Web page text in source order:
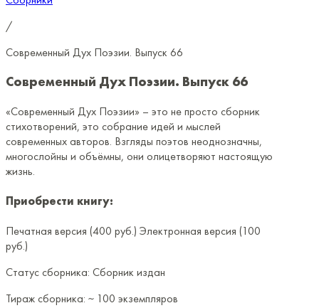
/
Современный Дух Поэзии. Выпуск 66
Современный Дух Поэзии. Выпуск 66
«Современный Дух Поэзии» – это не просто сборник
стихотворений, это собрание идей и мыслей
современных авторов. Взгляды поэтов неоднозначны,
многослойны и объёмны, они олицетворяют настоящую
жизнь.
Приобрести книгу:
Печатная версия (400 руб.) Электронная версия (100
руб.)
Статус сборника: Сборник издан
Тираж сборника: ~ 100 экземпляров